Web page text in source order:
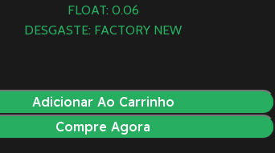
FLOAT: 0.06
DESGASTE: FACTORY NEW
Adicionar Ao Carrinho
Compre Agora